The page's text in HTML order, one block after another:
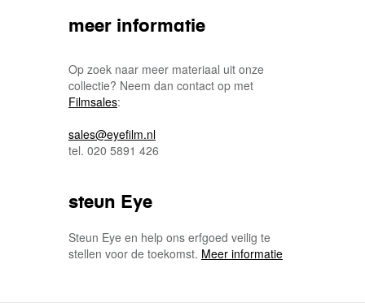
meer informatie
Op zoek naar meer materiaal uit onze
collectie? Neem dan contact op met
Filmsales:
sales@eyefilm.nl
tel. 020 5891 426
steun Eye
Steun Eye en help ons erfgoed veilig te
stellen voor de toekomst. Meer informatie